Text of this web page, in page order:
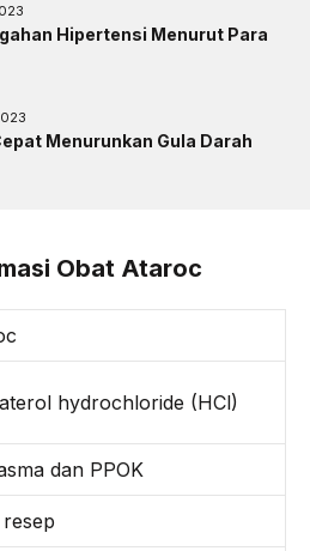
Hipertensi Menurut Para
Menurunkan Gula Darah
Obat Ataroc
hydrochloride (HCl)
dan PPOK